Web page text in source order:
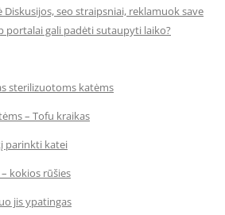
seo straipsniai, reklamuok save
portalai gali padėti sutaupyti laiko?
sterilizuotoms katėms
– Tofu kraikas
parinkti katei
kokios rūšies
jis ypatingas